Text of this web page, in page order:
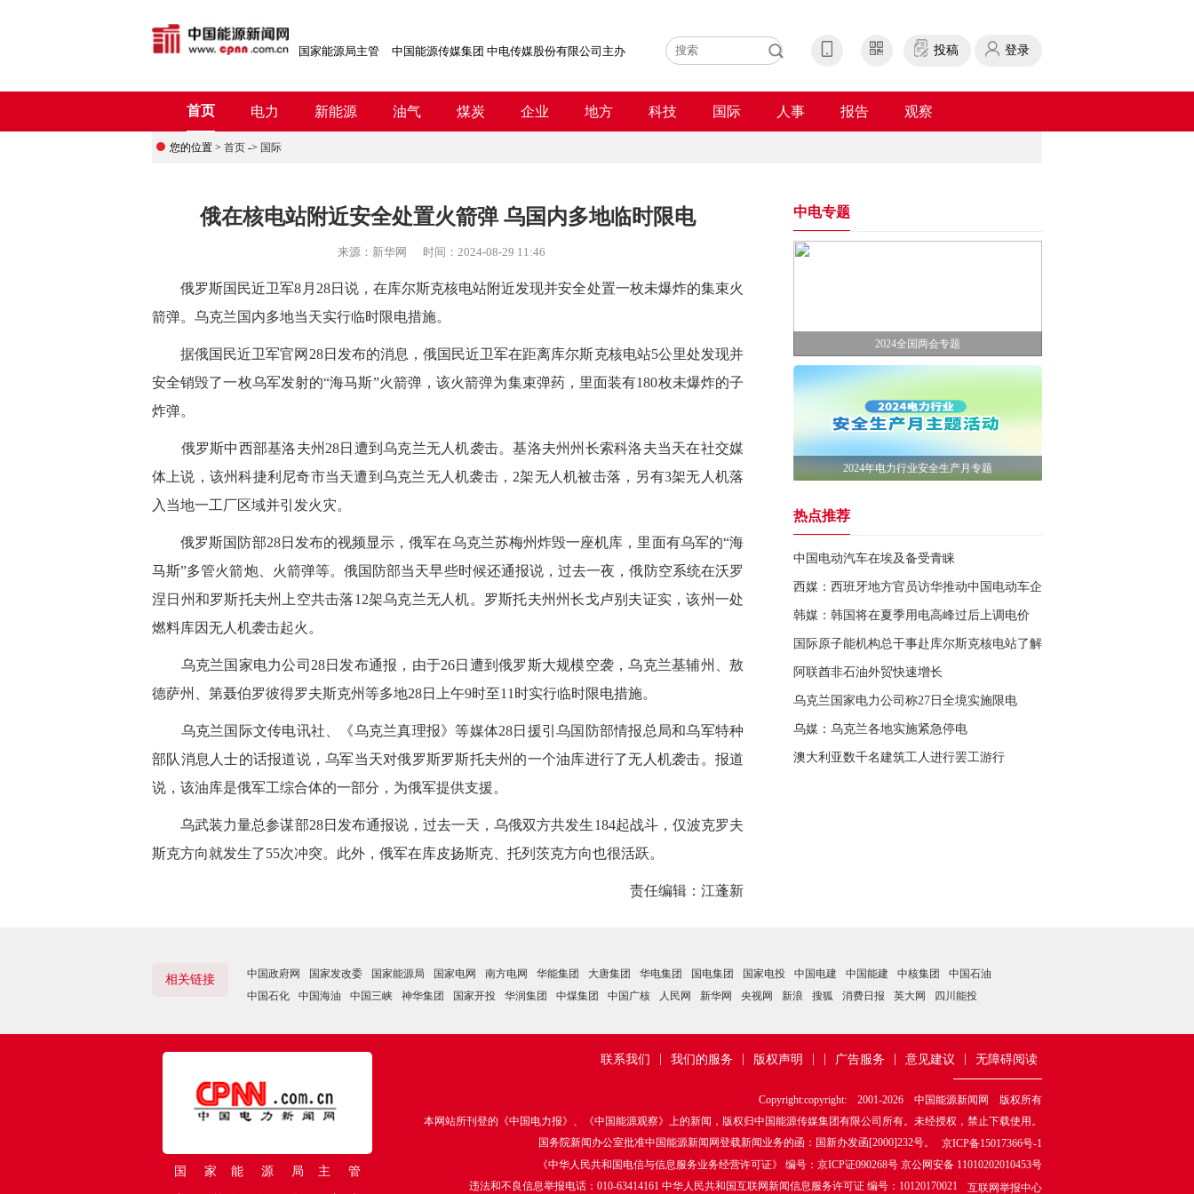
国家能源局主管 中国能源传媒集团 中电传媒股份有限公司主办 投稿 登录
首页 电力 新能源 油气 煤炭 企业 地方 科技 国际 人事 报告 观察
您的位置 > 首页 -> 国际
俄在核电站附近安全处置火箭弹 乌国内多地临时限电
来源： 新华网 时间： 2024-08-29 11:46
俄罗斯国民近卫军8月28日说，在库尔斯克核电站附近发现并安全处置一枚未爆炸的集束火
箭弹。乌克兰国内多地当天实行临时限电措施。
据俄国民近卫军官网28日发布的消息，俄国民近卫军在距离库尔斯克核电站5公里处发现并
安全销毁了一枚乌军发射的“海马斯”火箭弹，该火箭弹为集束弹药，里面装有180枚未爆炸的子
炸弹。
俄罗斯中西部基洛夫州28日遭到乌克兰无人机袭击。基洛夫州州长索科洛夫当天在社交媒
体上说，该州科捷利尼奇市当天遭到乌克兰无人机袭击，2架无人机被击落，另有3架无人机落
入当地一工厂区域并引发火灾。
俄罗斯国防部28日发布的视频显示，俄军在乌克兰苏梅州炸毁一座机库，里面有乌军的“海
马斯”多管火箭炮、火箭弹等。俄国防部当天早些时候还通报说，过去一夜，俄防空系统在沃罗
涅日州和罗斯托夫州上空共击落12架乌克兰无人机。罗斯托夫州州长戈卢别夫证实，该州一处
燃料库因无人机袭击起火。
乌克兰国家电力公司28日发布通报，由于26日遭到俄罗斯大规模空袭，乌克兰基辅州、敖
德萨州、第聂伯罗彼得罗夫斯克州等多地28日上午9时至11时实行临时限电措施。
乌克兰国际文传电讯社、《乌克兰真理报》等媒体28日援引乌国防部情报总局和乌军特种
部队消息人士的话报道说，乌军当天对俄罗斯罗斯托夫州的一个油库进行了无人机袭击。报道
说，该油库是俄军工综合体的一部分，为俄军提供支援。
乌武装力量总参谋部28日发布通报说，过去一天，乌俄双方共发生184起战斗，仅波克罗夫
斯克方向就发生了55次冲突。此外，俄军在库皮扬斯克、托列茨克方向也很活跃。
责任编辑：江蓬新
中电专题
2024全国两会专题
2024年电力行业安全生产月专题
热点推荐
中国电动汽车在埃及备受青睐
西媒：西班牙地方官员访华推动中国电动车企投资设厂
韩媒：韩国将在夏季用电高峰过后上调电价
国际原子能机构总干事赴库尔斯克核电站了解情况
阿联酋非石油外贸快速增长
乌克兰国家电力公司称27日全境实施限电
乌媒：乌克兰各地实施紧急停电
澳大利亚数千名建筑工人进行罢工游行
相关链接 中国政府网 国家发改委 国家能源局 国家电网 南方电网 华能集团 大唐集团 华电集团 国电集团 国家电投 中国电建 中国能建 中核集团
中国石油
中国石化
中国海油 中国三峡 神华集团 国家开投 华润集团 中煤集团 中国广核 人民网 新华网 央视网 新浪 搜狐 消费日报 英大网 四川能投
国 家 能 源 局 主 管
无障碍阅读
意见建议
广告服务
版权声明
我们的服务
联系我们
Copyright:copyright: 2001-2026 中国能源新闻网 版权所有
本网站所刊登的《中国电力报》、《中国能源观察》上的新闻，版权归中国能源传媒集团有限公司所有。未经授权，禁止下载使用。
国务院新闻办公室批准中国能源新闻网登载新闻业务的函：国新办发函[2000]232号。
京ICP备15017366号-1
《中华人民共和国电信与信息服务业务经营许可证》 编号：京ICP证090268号 京公网安备 11010202010453号
违法和不良信息举报电话：010-63414161 中华人民共和国互联网新闻信息服务许可证 编号：10120170021
互联网举报中心